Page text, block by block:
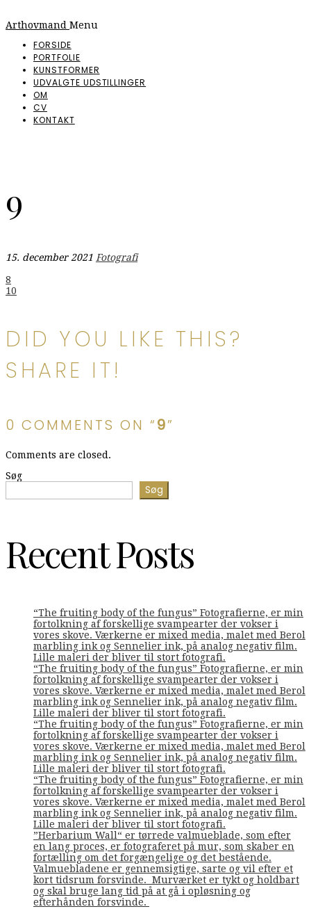
Arthovmand Menu
FORSIDE
PORTFOLIE
KUNSTFORMER
UDVALGTE UDSTILLINGER
OM
CV
KONTAKT
9
15. december 2021 Fotografi
Indlægsnavigation
8
10
DID YOU LIKE THIS?
SHARE IT!
0 COMMENTS ON “9”
Comments are closed.
Søg
Søg
Recent Posts
“The fruiting body of the fungus” Fotografierne, er min
fortolkning af forskellige svampearter der vokser i
vores skove. Værkerne er mixed media, malet med Berol
marbling ink og Sennelier ink, på analog negativ film.
Lille maleri der bliver til stort fotografi.
“The fruiting body of the fungus” Fotografierne, er min
fortolkning af forskellige svampearter der vokser i
vores skove. Værkerne er mixed media, malet med Berol
marbling ink og Sennelier ink, på analog negativ film.
Lille maleri der bliver til stort fotografi.
“The fruiting body of the fungus” Fotografierne, er min
fortolkning af forskellige svampearter der vokser i
vores skove. Værkerne er mixed media, malet med Berol
marbling ink og Sennelier ink, på analog negativ film.
Lille maleri der bliver til stort fotografi.
“The fruiting body of the fungus” Fotografierne, er min
fortolkning af forskellige svampearter der vokser i
vores skove. Værkerne er mixed media, malet med Berol
marbling ink og Sennelier ink, på analog negativ film.
Lille maleri der bliver til stort fotografi.
”Herbarium Wall“ er tørrede valmueblade, som efter
en lang proces, er fotograferet på mur, som skaber en
fortælling om det forgængelige og det bestående.
Valmuebladene er gennemsigtige, sarte og vil efter et
kort tidsrum forsvinde. Murværket er tykt og holdbart
og skal bruge lang tid på at gå i opløsning og
efterhånden forsvinde.